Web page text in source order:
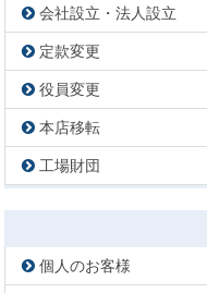
会社設立・法人設立
定款変更
役員変更
本店移転
工場財団
個人のお客様